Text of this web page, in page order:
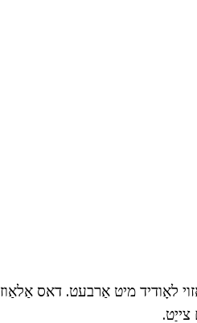
לאָודיד מיט אַרבעט. דאס אַלאַוז